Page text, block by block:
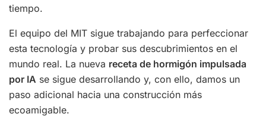
tiempo.
El equipo del MIT sigue trabajando para perfeccionar
esta tecnología y probar sus descubrimientos en el
mundo real. La nueva receta de hormigón impulsada
por IA se sigue desarrollando y, con ello, damos un
paso adicional hacia una construcción más
ecoamigable.